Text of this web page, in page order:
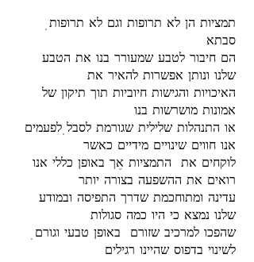
סבתא
הם חיבור לטבע שמעורר בנו את הטבע
שלנו ונותן אפשרות להאיר את
האיכויות והגישות חיוביות תוך תיקון של
אמונות מושרשות בנו
או התנהלות שלילית שגורמת לסבל. לפעמים
אנו חווים שינויים מידיים כאשר
לוקחים את התמציות ,אך באופן כללי אנו
רואים את ההשפעה בצורה יותר
עדינה ומתוחכמת שדרך התפיסה ובמודע
שלנו נמצא כי היו כמה סגולות
לשינוי בדפוס שהיינו רגילים